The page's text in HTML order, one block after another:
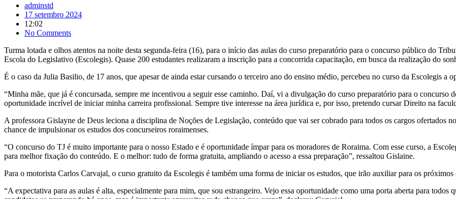
adminstd
17 setembro 2024
12:02
No Comments
Turma lotada e olhos atentos na noite desta segunda-feira (16), para o início das aulas do curso preparatório para o concurso público do
Escola do Legislativo (Escolegis). Quase 200 estudantes realizaram a inscrição para a concorrida capacitação, em busca da realização do
É o caso da Julia Basilio, de 17 anos, que apesar de ainda estar cursando o terceiro ano do ensino médio, percebeu no curso da Escolegis a
“Minha mãe, que já é concursada, sempre me incentivou a seguir esse caminho. Daí, vi a divulgação do curso preparatório para o concurso
oportunidade incrível de iniciar minha carreira profissional. Sempre tive interesse na área jurídica e, por isso, pretendo cursar Direito na
A professora Gislayne de Deus leciona a disciplina de Noções de Legislação, conteúdo que vai ser cobrado para todos os cargos ofertados
chance de impulsionar os estudos dos concurseiros roraimenses.
“O concurso do TJ é muito importante para o nosso Estado e é oportunidade ímpar para os moradores de Roraima. Com esse curso, a
para melhor fixação do conteúdo. E o melhor: tudo de forma gratuita, ampliando o acesso a essa preparação”, ressaltou Gislaine.
Para o motorista Carlos Carvajal, o curso gratuito da Escolegis é também uma forma de iniciar os estudos, que irão auxiliar para os
“A expectativa para as aulas é alta, especialmente para mim, que sou estrangeiro. Vejo essa oportunidade como uma porta aberta para